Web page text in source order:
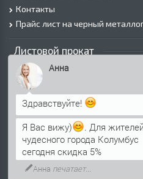
Контакты
Прайс лист на черный
Листовой прокат
Лист г/к
Лист х/к
Просечно-вытяжной лист (ПВЛ)
Лист рифленый
Лист оцинкованный
Трубы
Трубы горячедеформированные
Анна
Здравствуйте!
Я Вас вижу)
. Для
чудесного города Колумбус
сегодня скидка 5%
Анна печатает...